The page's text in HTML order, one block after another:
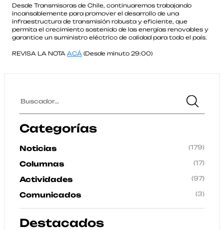
Desde Transmisoras de Chile, continuaremos trabajando
incansablemente para promover el desarrollo de una
infraestructura de transmisión robusta y eficiente, que
permita el crecimiento sostenido de las energías renovables y
garantice un suministro eléctrico de calidad para todo el país.
REVISA LA NOTA ACÁ (Desde minuto 29:00)
Categorías
Noticias (179)
Columnas (17)
Actividades (97)
Comunicados (3)
Destacados